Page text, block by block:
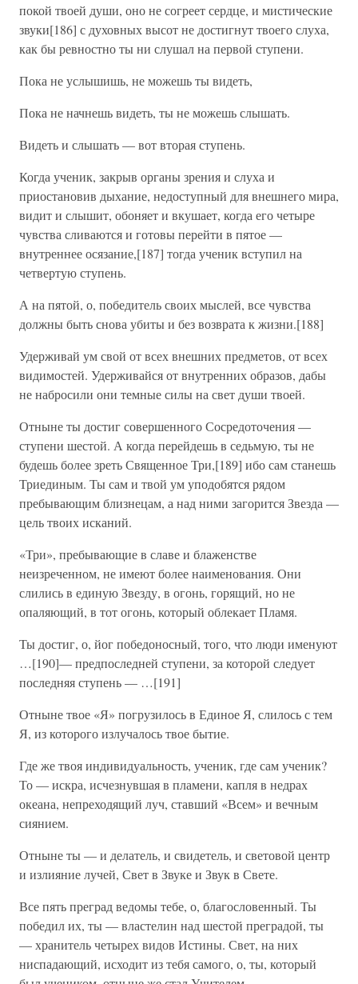
покой твоей души, оно не согреет сердце, и мистические
звуки[186] с духовных высот не достигнут твоего слуха,
как бы ревностно ты ни слушал на первой ступени.
Пока не услышишь, не можешь ты видеть,
Пока не начнешь видеть, ты не можешь слышать.
Видеть и слышать — вот вторая ступень.
Когда ученик, закрыв органы зрения и слуха и
приостановив дыхание, недоступный для внешнего мира,
видит и слышит, обоняет и вкушает, когда его четыре
чувства сливаются и готовы перейти в пятое —
внутреннее осязание,[187] тогда ученик вступил на
четвертую ступень.
А на пятой, о, победитель своих мыслей, все чувства
должны быть снова убиты и без возврата к жизни.[188]
Удерживай ум свой от всех внешних предметов, от всех
видимостей. Удерживайся от внутренних образов, дабы
не набросили они темные силы на свет души твоей.
Отныне ты достиг совершенного Сосредоточения —
ступени шестой. А когда перейдешь в седьмую, ты не
будешь более зреть Священное Три,[189] ибо сам станешь
Триединым. Ты сам и твой ум уподобятся рядом
пребывающим близнецам, а над ними загорится Звезда —
цель твоих исканий.
«Три», пребывающие в славе и блаженстве
неизреченном, не имеют более наименования. Они
слились в единую Звезду, в огонь, горящий, но не
опаляющий, в тот огонь, который облекает Пламя.
Ты достиг, о, йог победоносный, того, что люди именуют
…[190]— предпоследней ступени, за которой следует
последняя ступень — …[191]
Отныне твое «Я» погрузилось в Единое Я, слилось с тем
Я, из которого излучалось твое бытие.
Где же твоя индивидуальность, ученик, где сам ученик?
То — искра, исчезнувшая в пламени, капля в недрах
океана, непреходящий луч, ставший «Всем» и вечным
сиянием.
Отныне ты — и делатель, и свидетель, и световой центр
и излияние лучей, Свет в Звуке и Звук в Свете.
Все пять преград ведомы тебе, о, благословенный. Ты
победил их, ты — властелин над шестой преградой, ты
— хранитель четырех видов Истины. Свет, на них
ниспадающий, исходит из тебя самого, о, ты, который